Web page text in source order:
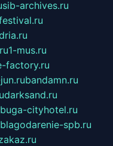
sib-archives.ru
1-mus.ru
factory.ru
bandamn.ru
darksand.ru
cityhotel.ru
blagodarenie-spb.ru